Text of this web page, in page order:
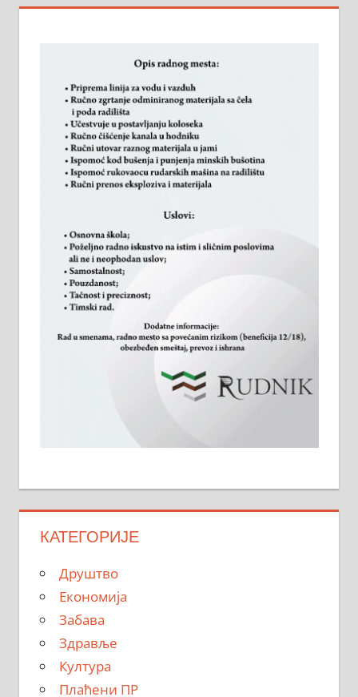
КАТЕГОРИЈЕ
Друштво
Економија
Забава
Здравље
Култура
Плаћени ПР